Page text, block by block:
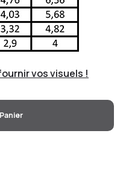
vos visuels !